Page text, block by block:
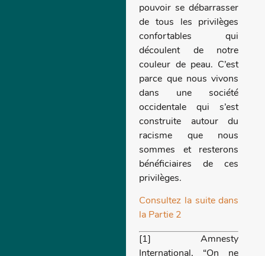
pouvoir se débarrasser
de tous les privilèges
confortables qui
découlent de notre
couleur de peau. C’est
parce que nous vivons
dans une société
occidentale qui s’est
construite autour du
racisme que nous
sommes et resterons
bénéficiaires de ces
privilèges.
Consultez la suite dans
la Partie 2
[1] Amnesty
International, “On ne